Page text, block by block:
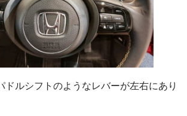
ドルシフトのようなレバーが左右にあり